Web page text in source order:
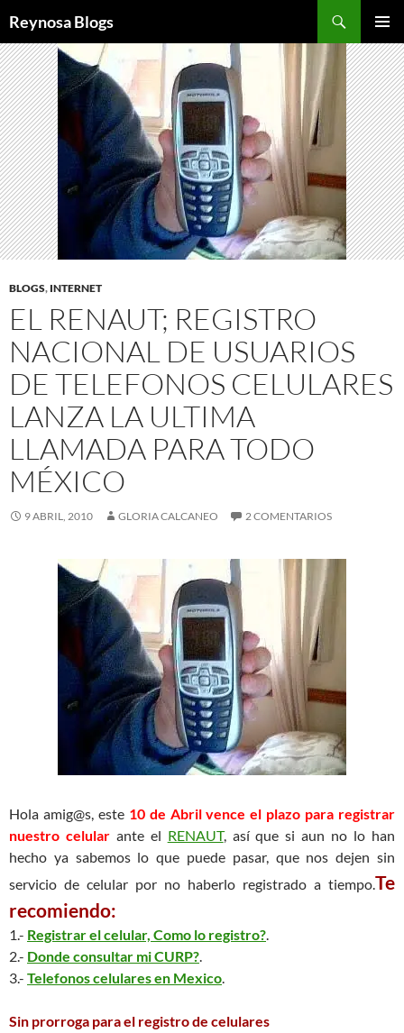
Reynosa Blogs
MENÚ
AL
CONTENIDO
BLOGS, INTERNET
EL RENAUT; REGISTRO
NACIONAL DE USUARIOS
DE TELEFONOS CELULARES
LANZA LA ULTIMA
LLAMADA PARA TODO
MÉXICO
9 ABRIL, 2010 GLORIA CALCANEO 2 COMENTARIOS
Hola amig@s, este 10 de Abril vence el plazo para registrar
nuestro celularante el RENAUT, así que si aun no lo han
hecho ya sabemos lo que puede pasar, que nos dejen sin
servicio de celular por no haberlo registrado a tiempo.Te
recomiendo:
1.- Registrar el celular, Como lo registro?.
2.- Donde consultar mi CURP?.
3.- Telefonos celulares en Mexico.
Sin prorroga para el registro de celulares